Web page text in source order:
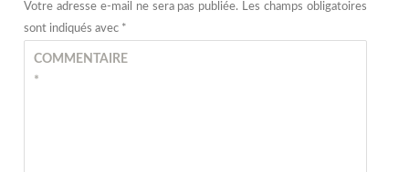
Votre adresse e-mail ne sera pas publiée. Les champs obligatoires
sont indiqués avec *
COMMENTAIRE
*